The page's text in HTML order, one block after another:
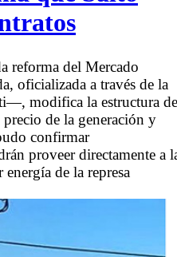
reforma del Mercado
oficializada a través de la
modifica la estructura
de la generación y
confirmar
proveer directamente a
de la represa